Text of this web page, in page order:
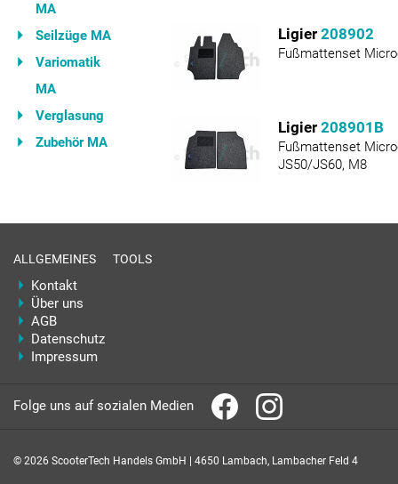
MA
Seilzüge MA
Variomatik
MA
Verglasung
Zubehör MA
Ligier 208902
Fußmattenset
Ligier 208901B
Fußmattenset
JS50/JS60, M8
ALLGEMEINES
Kontakt
Über uns
AGB
Datenschutz
Impressum
TOOLS
Folge uns auf sozialen Medien
© 2026 ScooterTech Handels GmbH | 4650 Lambach, Lambacher Feld 4